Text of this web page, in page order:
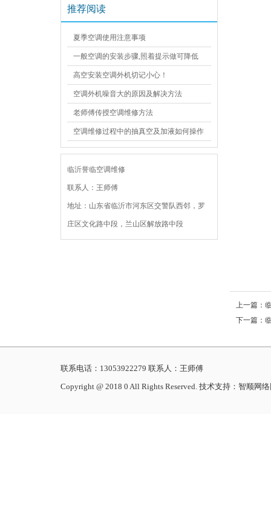
推荐阅读
夏季空调使用注意事项
一般空调的安装步骤,照着提示做可降低
施工返工率
高空安装空调外机切记小心！
空调外机噪音大的原因及解决方法
老师傅传授空调维修方法
空调维修过程中的抽真空及加液如何操作
临沂誉临空调维修
联系人：王师傅
地址：山东省临沂市河东区交警队西邻，罗
庄区文化路中段，兰山区解放路中段
上一篇：
下一篇：
联系电话：13053922279 联系人：王师傅
Copyright @ 2018 0 All Rights Reserved. 技术支持：智顺网络